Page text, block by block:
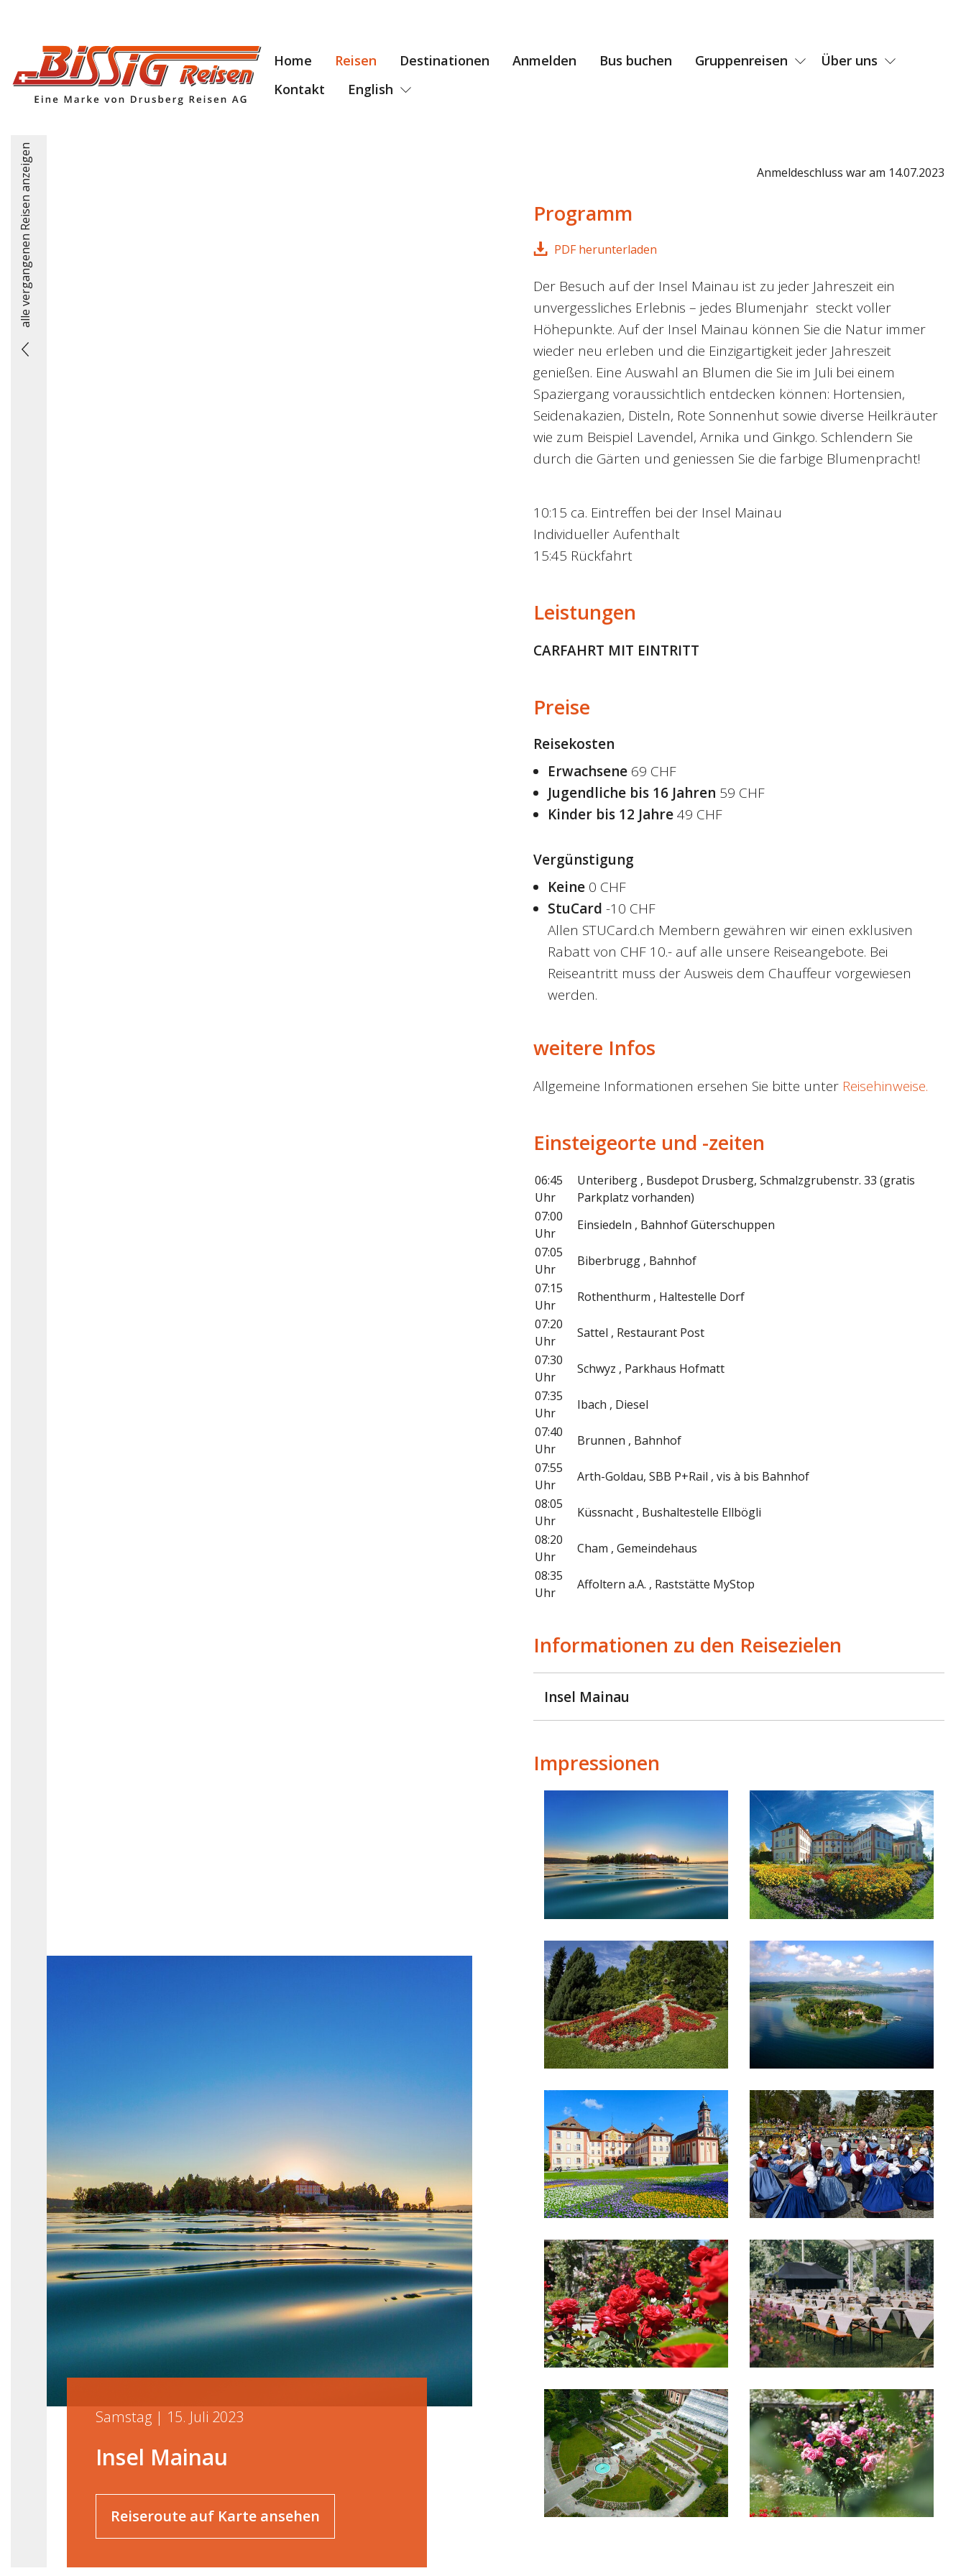
Home Reisen Destinationen Anmelden Bus buchen Gruppenreisen
Über uns
Kontakt
English
alle vergangenen Reisen anzeigen
Samstag | 15. Juli 2023
Insel Mainau
Reiseroute auf Karte ansehen
Anmeldeschluss war am 14.07.2023
Programm
PDF herunterladen
Der Besuch auf der Insel Mainau ist zu jeder Jahreszeit ein
unvergessliches Erlebnis – jedes Blumenjahr steckt voller
Höhepunkte. Auf der Insel Mainau können Sie die Natur immer
wieder neu erleben und die Einzigartigkeit jeder Jahreszeit
genießen. Eine Auswahl an Blumen die Sie im Juli bei einem
Spaziergang voraussichtlich entdecken können: Hortensien,
Seidenakazien, Disteln, Rote Sonnenhut sowie diverse Heilkräuter
wie zum Beispiel Lavendel, Arnika und Ginkgo. Schlendern Sie
durch die Gärten und geniessen Sie die farbige Blumenpracht!
10:15 ca. Eintreffen bei der Insel Mainau
Individueller Aufenthalt
15:45 Rückfahrt
Leistungen
CARFAHRT MIT EINTRITT
Preise
Reisekosten
Erwachsene 69 CHF
Jugendliche bis 16 Jahren 59 CHF
Kinder bis 12 Jahre 49 CHF
Vergünstigung
Keine 0 CHF
StuCard -10 CHF
Allen STUCard.ch Membern gewähren wir einen exklusiven
Rabatt von CHF 10.- auf alle unsere Reiseangebote. Bei
Reiseantritt muss der Ausweis dem Chauffeur vorgewiesen
werden.
weitere Infos
Allgemeine Informationen ersehen Sie bitte unter Reisehinweise.
Einsteigeorte und -zeiten
06:45
Uhr
Unteriberg , Busdepot Drusberg, Schmalzgrubenstr. 33 (gratis
Parkplatz vorhanden)
07:00
Uhr
Einsiedeln , Bahnhof Güterschuppen
07:05
Uhr
Biberbrugg , Bahnhof
07:15
Uhr
Rothenthurm , Haltestelle Dorf
07:20
Uhr
Sattel , Restaurant Post
07:30
Uhr
Schwyz , Parkhaus Hofmatt
07:35
Uhr
Ibach , Diesel
07:40
Uhr
Brunnen , Bahnhof
07:55
Uhr
Arth-Goldau, SBB P+Rail , vis à bis Bahnhof
08:05
Uhr
Küssnacht , Bushaltestelle Ellbögli
08:20
Uhr
Cham , Gemeindehaus
08:35
Uhr
Affoltern a.A. , Raststätte MyStop
Informationen zu den Reisezielen
Insel Mainau
Impressionen